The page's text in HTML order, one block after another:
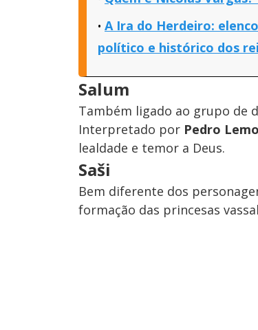
A Ira do Herdeiro:
político e histórico dos
Salum
Também ligado ao grupo de
Interpretado por Pedro
lealdade e temor a Deus.
Saši
Bem diferente dos
formação das princesas